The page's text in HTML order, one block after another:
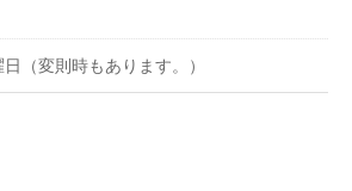
（変則時もあります。）